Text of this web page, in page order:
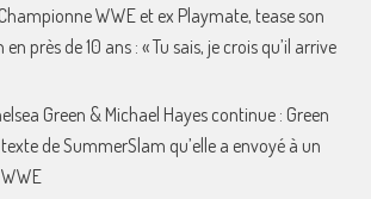
WWE et ex Playmate, tease son
près de 10 ans : « Tu sais, je crois qu’il arrive
Green & Michael Hayes continue : Green
de SummerSlam qu’elle a envoyé à un